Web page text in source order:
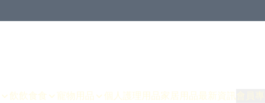
飲飲食食 寵物用品 個人護理用品家居用品 最新資訊